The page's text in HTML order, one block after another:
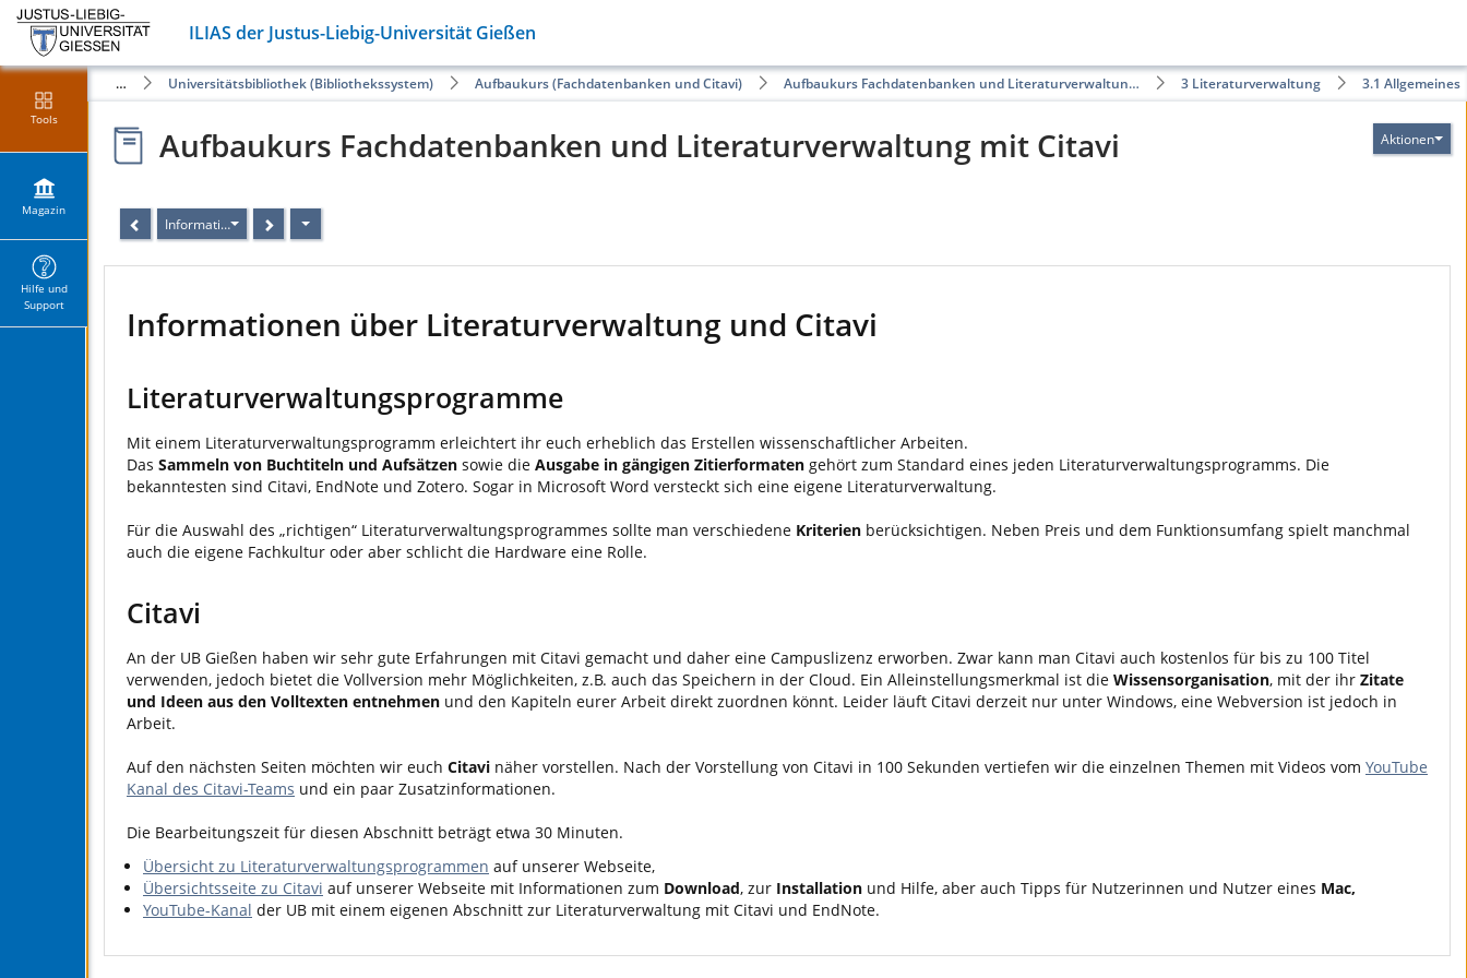
ILIAS der Justus-Liebig-Universität Gießen
Tools
Magazin
Hilfe und
Support
und Zentren Universitätsbibliothek (Bibliothekssystem) Aufbaukurs (Fachdatenbanken und Citavi) Aufbaukurs Fachdatenbanken und Literaturverwaltun… 3 Literaturverwaltung 3.1 Allgemeines
Aktionen
Aufbaukurs Fachdatenbanken und Literaturverwaltung mit Citavi
Informationen über Literaturverwaltung und Citavi
Informationen über Literaturverwaltung und Citavi
Literaturverwaltungsprogramme
Mit einem Literaturverwaltungsprogramm erleichtert ihr euch erheblich das Erstellen wissenschaftlicher Arbeiten.
Das Sammeln von Buchtiteln und Aufsätzen sowie die Ausgabe in gängigen Zitierformaten gehört zum Standard eines jeden Literaturverwaltungsprogramms. Die
bekanntesten sind Citavi, EndNote und Zotero. Sogar in Microsoft Word versteckt sich eine eigene Literaturverwaltung.
Für die Auswahl des „richtigen“ Literaturverwaltungsprogrammes sollte man verschiedene Kriterien berücksichtigen. Neben Preis und dem Funktionsumfang spielt manchmal
auch die eigene Fachkultur oder aber schlicht die Hardware eine Rolle.
Citavi
An der UB Gießen haben wir sehr gute Erfahrungen mit Citavi gemacht und daher eine Campuslizenz erworben. Zwar kann man Citavi auch kostenlos für bis zu 100 Titel
verwenden, jedoch bietet die Vollversion mehr Möglichkeiten, z.B. auch das Speichern in der Cloud. Ein Alleinstellungsmerkmal ist die Wissensorganisation, mit der ihr Zitate
und Ideen aus den Volltexten entnehmen und den Kapiteln eurer Arbeit direkt zuordnen könnt. Leider läuft Citavi derzeit nur unter Windows, eine Webversion ist jedoch in
Arbeit.
Auf den nächsten Seiten möchten wir euch Citavi näher vorstellen. Nach der Vorstellung von Citavi in 100 Sekunden vertiefen wir die einzelnen Themen mit Videos vom YouTube
Kanal des Citavi-Teams und ein paar Zusatzinformationen.
Die Bearbeitungszeit für diesen Abschnitt beträgt etwa 30 Minuten.
Übersicht zu Literaturverwaltungsprogrammen auf unserer Webseite,
Übersichtsseite zu Citavi auf unserer Webseite mit Informationen zum Download, zur Installation und Hilfe, aber auch Tipps für Nutzerinnen und Nutzer eines Mac,
YouTube-Kanal der UB mit einem eigenen Abschnitt zur Literaturverwaltung mit Citavi und EndNote.